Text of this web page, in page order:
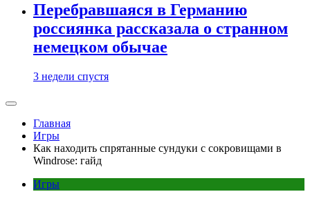
Перебравшаяся в Германию
россиянка рассказала о странном
немецком обычае
3 недели спустя
Главная
Игры
Как находить спрятанные сундуки с сокровищами в
Windrose: гайд
Игры